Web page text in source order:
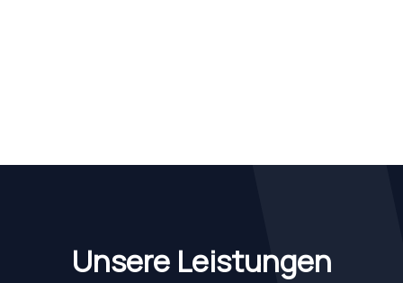
Unsere Leistungen